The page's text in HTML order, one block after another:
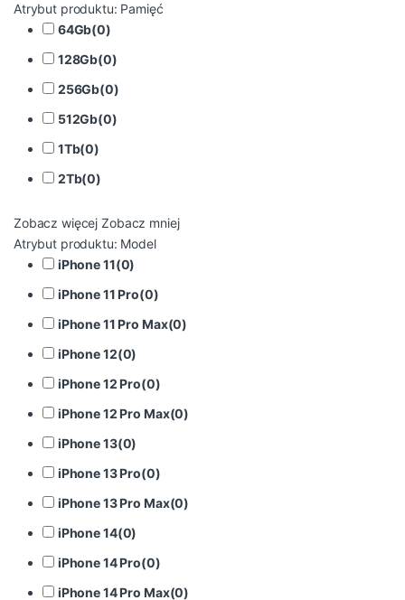
Atrybut produktu: Pamięć
64Gb(0)
128Gb(0)
256Gb(0)
512Gb(0)
1Tb(0)
2Tb(0)
Zobacz więcej Zobacz mniej
Atrybut produktu: Model
iPhone 11(0)
iPhone 11 Pro(0)
iPhone 11 Pro Max(0)
iPhone 12(0)
iPhone 12 Pro(0)
iPhone 12 Pro Max(0)
iPhone 13(0)
iPhone 13 Pro(0)
iPhone 13 Pro Max(0)
iPhone 14(0)
iPhone 14 Pro(0)
iPhone 14 Pro Max(0)